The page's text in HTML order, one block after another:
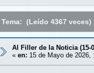
Tema: (Leído 4367 veces)
Al Filler de la Noticia (15-
« en: 15 de Mayo de 2026,